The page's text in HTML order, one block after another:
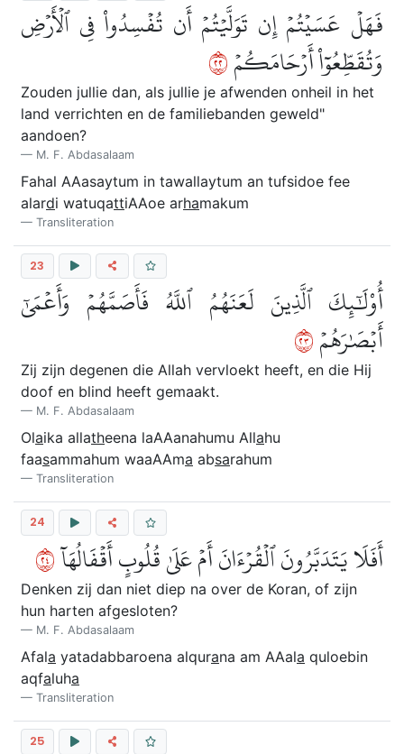
فَهَلۡ عَسَيۡتُمۡ إِن تَوَلَّيۡتُمۡ أَن تُفۡسِدُواْ فِي ٱلۡأَرۡضِ
وَتُقَطِّعُوٓاْ أَرۡحَامَكُمۡ٢٢
Zouden jullie dan, als jullie je afwenden onheil in het
land verrichten en de familiebanden geweld"
aandoen?
M. F. Abdasalaam
Fahal AAasaytum in tawallaytum an tufsidoe fee
alardi watuqattiAAoe arhamakum
Transliteration
23
أُوْلَٰٓئِكَ ٱلَّذِينَ لَعَنَهُمُ ٱللَّهُ فَأَصَمَّهُمۡ وَأَعۡمَىٰٓ
أَبۡصَٰرَهُمۡ٣٢
Zij zijn degenen die Allah vervloekt heeft, en die Hij
doof en blind heeft gemaakt.
M. F. Abdasalaam
Olaika allatheena laAAanahumu Allahu
faasammahum waaAAma absarahum
Transliteration
24
أَفَلَا يَتَدَبَّرُونَ ٱلۡقُرۡءَانَ أَمۡ عَلَىٰ قُلُوبٍ أَقۡفَالُهَآ٤٢
Denken zij dan niet diep na over de Koran, of zijn
hun harten afgesloten?
M. F. Abdasalaam
Afala yatadabbaroena alqurana am AAala quloebin
aqfaluha
Transliteration
25